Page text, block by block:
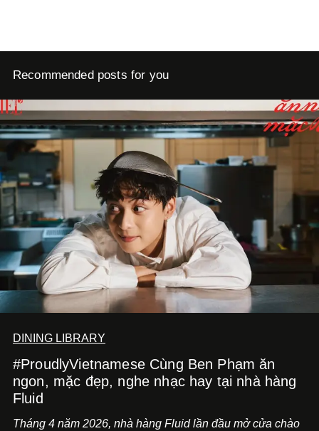
Recommended posts for you
DINING LIBRARY
#ProudlyVietnamese Cùng Ben Phạm ăn
ngon, mặc đẹp, nghe nhạc hay tại nhà hàng
Fluid
Tháng 4 năm 2026, nhà hàng Fluid lần đầu mở cửa chào